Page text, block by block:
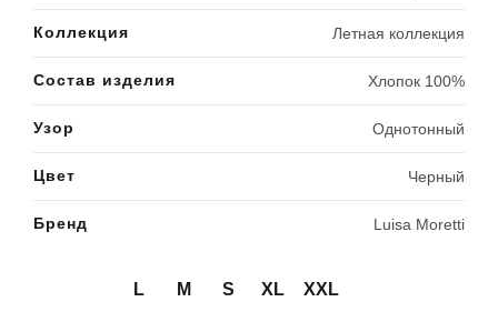
Коллекция Летная коллекция
Состав изделия Хлопок 100%
Узор Однотонный
Цвет Черный
Бренд Luisa Moretti
L M S XL XXL